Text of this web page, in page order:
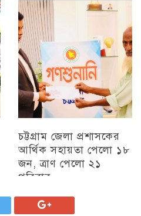
চট্টগ্রাম
চট্টগ্রাম জেলা প্রশাসকের
আর্থিক সহায়তা পেলো ১৮
জন, ত্রাণ পেলো ২১
পরিবার
চট্টগ্রাম